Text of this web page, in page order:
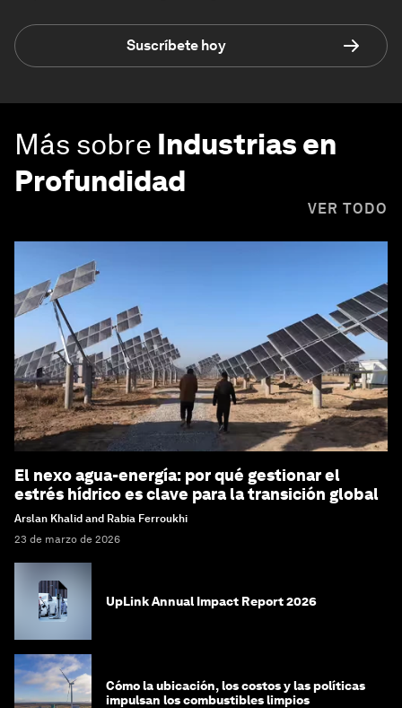
Suscríbete hoy
Más sobre Industrias en
Profundidad
VER TODO
El nexo agua-energía: por qué gestionar el
estrés hídrico es clave para la transición global
Arslan Khalid and Rabia Ferroukhi
23 de marzo de 2026
UpLink Annual Impact Report 2026
Cómo la ubicación, los costos y las políticas
impulsan los combustibles limpios